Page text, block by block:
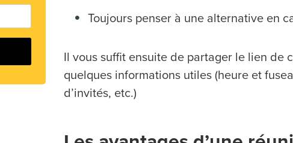
Toujours penser à une alternative en
Il vous suffit ensuite de partager le lien
quelques informations utiles (heure et
d’invités, etc.)